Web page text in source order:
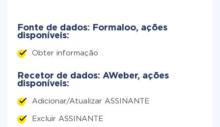
Fonte de dados: Formaloo, ações
disponíveis:
Obter informação
Recetor de dados: AWeber, ações
disponíveis:
Adicionar/Atualizar ASSINANTE
Excluir ASSINANTE